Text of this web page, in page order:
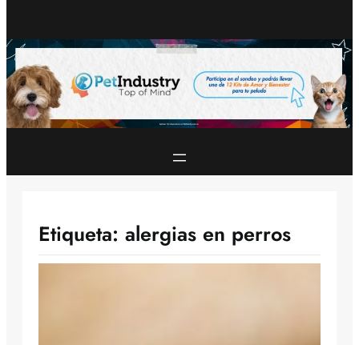
Etiqueta: alergias en perros